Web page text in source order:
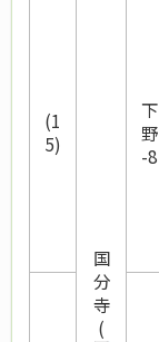
国
分
寺
(
(1
5)
下
野
-8